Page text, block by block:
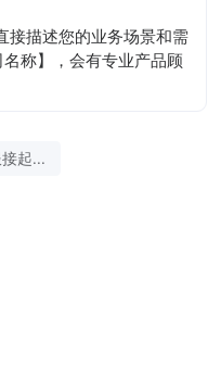
接描述您的业务场景和需
称】，会有专业产品顾
开始沟通